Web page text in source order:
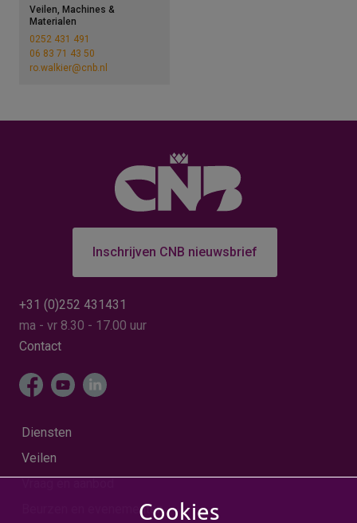
Veilen, Machines &
Materialen
0252 431 491
06 83 71 43 50
ro.walkier@cnb.nl
Inschrijven CNB nieuwsbrief
+31 (0)252 431431
ma - vr 8.30 - 17.00 uur
Contact
Diensten
Veilen
Beurzen en evenementenCookies